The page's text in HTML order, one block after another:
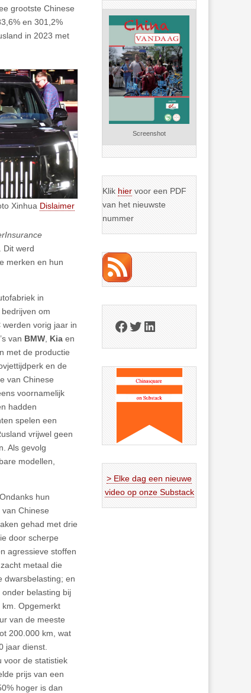
grootste Chinese
en 301,2%
in 2023 met
Xinhua Dislaimer
Dit werd
merken en hun
in
om
werden vorig jaar in
van BMW Kia en
met de productie
en de
van Chinese
voornamelijk
hadden
spelen een
vrijwel geen
Als gevolg
modellen,
hun
Chinese
gehad met drie
door scherpe
agressieve stoffen
metaal die
dwarsbelasting; en
belasting bij
Opgemerkt
van de meeste
200.000 km, wat
jaar dienst.
voor de statistiek
prijs van een
hoger is dan
Screenshot
Klik hier voor een PDF
van het nieuwste
nummer
Facebook
Twitter
LinkedIn
> Elke dag een nieuwe
video op onze Substack